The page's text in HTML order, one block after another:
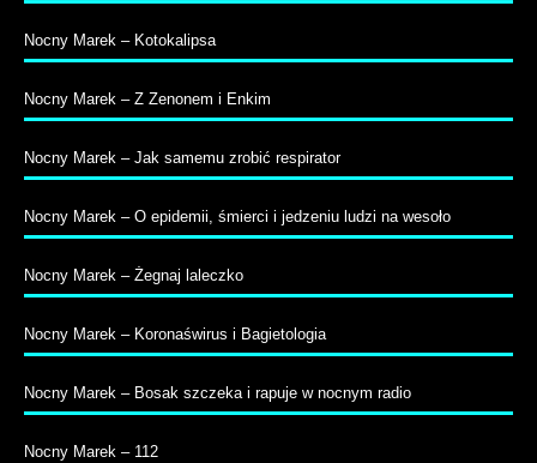
Nocny Marek – Kotokalipsa
Nocny Marek – Z Zenonem i Enkim
Nocny Marek – Jak samemu zrobić respirator
Nocny Marek – O epidemii, śmierci i jedzeniu ludzi na wesoło
Nocny Marek – Żegnaj laleczko
Nocny Marek – Koronaświrus i Bagietologia
Nocny Marek – Bosak szczeka i rapuje w nocnym radio
Nocny Marek – 112